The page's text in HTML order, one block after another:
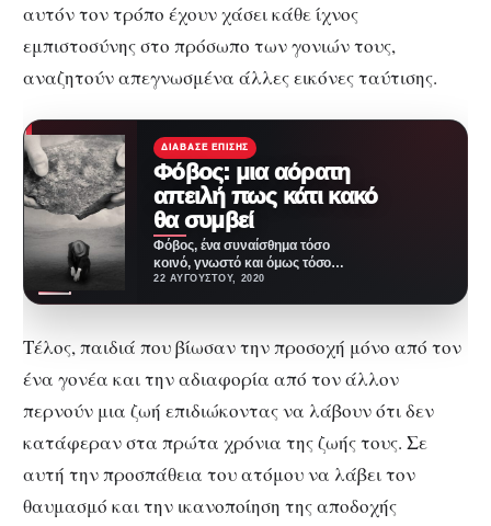
αυτόν τον τρόπο έχουν χάσει κάθε ίχνος
εμπιστοσύνης στο πρόσωπο των γονιών τους,
αναζητούν απεγνωσμένα άλλες εικόνες ταύτισης.
ΔΙΆΒΑΣΕ ΕΠΊΣΗΣ
Φόβος: μια αόρατη
απειλή πως κάτι κακό
θα συμβεί
Φόβος, ένα συναίσθημα τόσο
κοινό, γνωστό και όμως τόσο
άγνωστο. Κάτι που ζούμε μαζί
22 ΑΥΓΟΎΣΤΟΥ, 2020
Τέλος, παιδιά που βίωσαν την προσοχή μόνο από τον
ένα γονέα και την αδιαφορία από τον άλλον
περνούν μια ζωή επιδιώκοντας να λάβουν ότι δεν
κατάφεραν στα πρώτα χρόνια της ζωής τους. Σε
αυτή την προσπάθεια του ατόμου να λάβει τον
θαυμασμό και την ικανοποίηση της αποδοχής